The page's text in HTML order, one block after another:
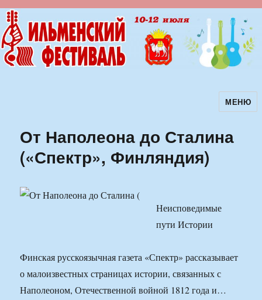
Ильменский фестиваль авторскойМЕНЮ
От Наполеона до Сталина
(«Спектр», Финляндия)
Неисповедимые
пути Истории
Финская русскоязычная газета «Спектр» рассказывает
о малоизвестных страницах истории, связанных с
Наполеоном, Отечественной войной 1812 года и…